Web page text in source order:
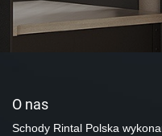
O nas
Schody Rintal Polska